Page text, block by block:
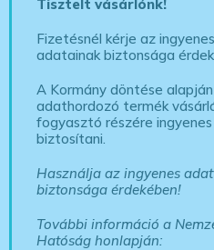
Tisztelt vásárlónk!
Fizetésnél kérje az
adatainak biztonsága
A Kormány döntése
adathordozó termék
fogyasztó részére
biztosítani.
Használja az ingyenes
biztonsága érdekében!
További információ a
Hatóság honlapján: